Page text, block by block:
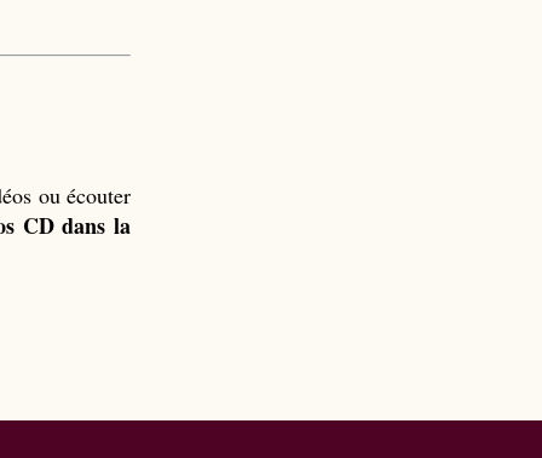
ou écouter
CD dans la